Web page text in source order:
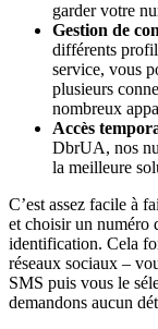
garder votre
Gestion de
différents
service, vous
plusieurs
nombreux
Accès
DbrUA, nos
la meilleure
C’est assez facile à
et choisir un numéro
identification. Cela
réseaux sociaux –
SMS puis vous le
demandons aucun